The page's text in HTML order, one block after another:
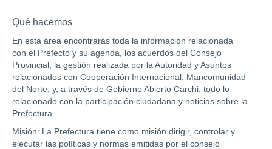
Qué hacemos
En esta área encontrarás toda la información relacionada
con el Prefecto y su agenda, los acuerdos del Consejo
Provincial, la gestión realizada por la Autoridad y Asuntos
relacionados con Cooperación Internacional, Mancomunidad
del Norte, y, a través de Gobierno Abierto Carchi, todo lo
relacionado con la participación ciudadana y noticias sobre la
Prefectura.
Misión: La Prefectura tiene como misión dirigir, controlar y
ejecutar las políticas y normas emitidas por el consejo